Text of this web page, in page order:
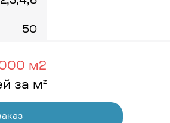
50
м2
за м²